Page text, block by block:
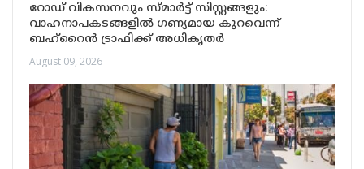
റോഡ് വികസനവും സ്‌മാർട്ട് സിസ്റ്റങ്ങളും:
വാഹനാപകടങ്ങളിൽ ഗണ്യമായ കുറവെന്ന്
ബഹ്റൈൻ ട്രാഫിക്ക് അധികൃതർ
August 09, 2026